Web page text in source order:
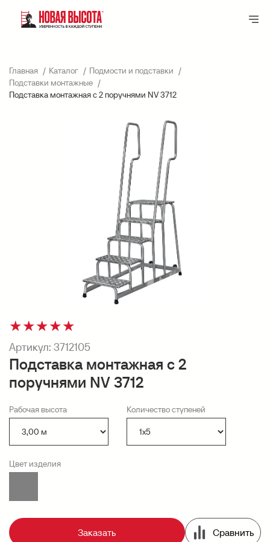
Главная Каталог
Подмости и подставки
Подставки монтажные
Подставка монтажная с 2 поручнями NV 3712
★★★★★
Артикул: 3712105
Подставка монтажная с 2
поручнями NV 3712
Рабочая высота Количество ступеней
Цвет изделия
Заказать
Сравнить